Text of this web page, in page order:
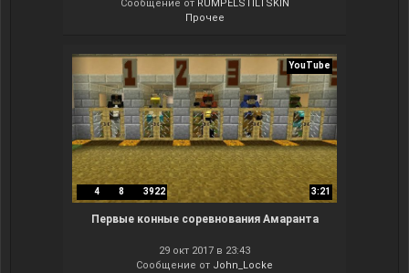
Сообщение от RUMPELSTILTSKIN
Прочее
YouTube
4 8 3922 3:21
Первые конные соревнования Амаранта
29 окт 2017 в 23:43
Сообщение от John_Locke